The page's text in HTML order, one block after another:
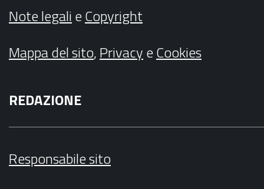
Note legalieCopyright
Mappa del sito,PrivacyeCookies
REDAZIONE
Responsabile sito